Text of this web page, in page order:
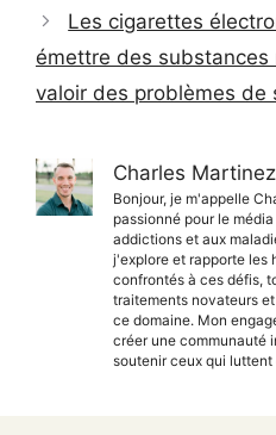
Les cigarettes
émettre des
valoir des problèmes de
Charles Martinez
Bonjour, je m'appelle
passionné pour le
addictions et aux
j'explore et rapporte les
confrontés à ces défis,
traitements novateurs
ce domaine. Mon
créer une communauté
soutenir ceux qui